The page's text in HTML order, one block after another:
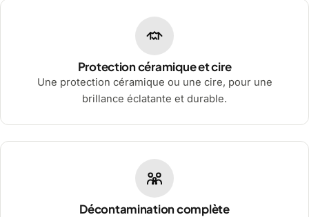
Protection céramique et cire
Une protection céramique ou une cire, pour une
brillance éclatante et durable.
Décontamination complète